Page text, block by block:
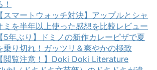
！
【スマートウォッチ対決】アップルとシャ
ミを半年以上使った感想を比較レビュー
【5年ぶり】ドミノの新作カレーピザで夏
乗り切れ！ガッツリ＆爽やかの極致
【閲覧注意！】Doki Doki Literature